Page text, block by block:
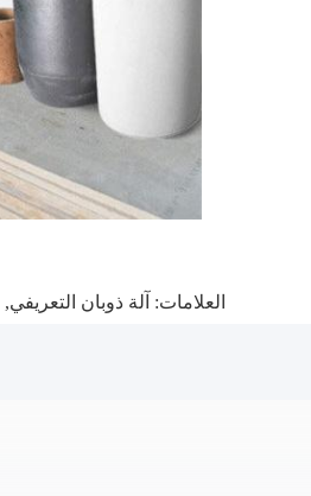
العلامات: آلة ذوبان التعريفي,